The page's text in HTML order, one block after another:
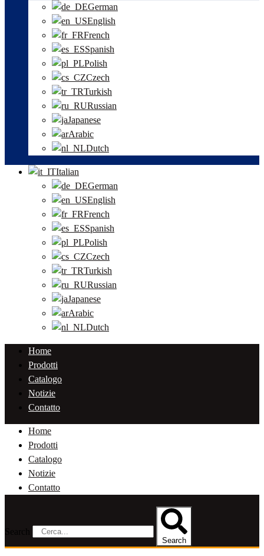
German
English
French
Spanish
Polish
Czech
Turkish
Russian
Japanese
Arabic
Dutch
Italian
German
English
French
Spanish
Polish
Czech
Turkish
Russian
Japanese
Arabic
Dutch
Home
Prodotti
Catalogo
Notizie
Contatto
Home
Prodotti
Catalogo
Notizie
Contatto
Search